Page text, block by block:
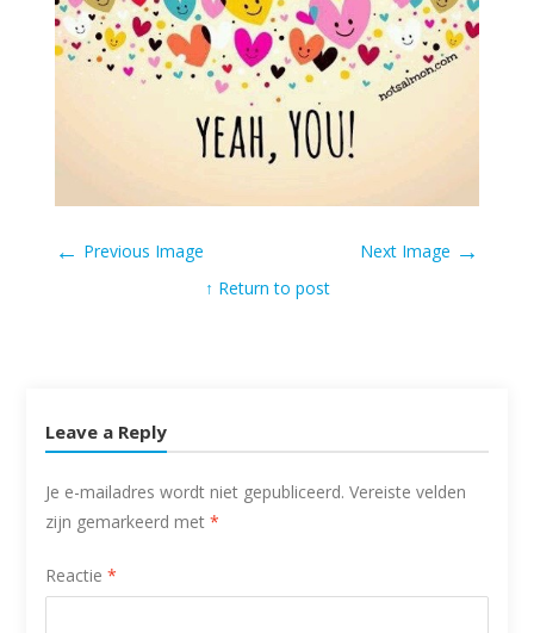
← Previous Image Next Image →
↑ Return to post
Leave a Reply
Je e-mailadres wordt niet gepubliceerd. Vereiste velden
zijn gemarkeerd met *
Reactie *